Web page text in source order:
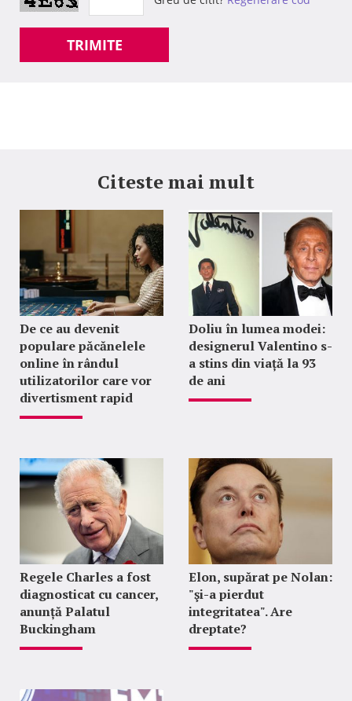
TRIMITE
Citeste mai mult
De ce au devenit
populare păcănelele
online în rândul
utilizatorilor care vor
divertisment rapid
Doliu în lumea modei:
designerul Valentino s-
a stins din viață la 93
de ani
Regele Charles a fost
diagnosticat cu cancer,
anunță Palatul
Buckingham
Elon, supărat pe Nolan:
"şi-a pierdut
integritatea". Are
dreptate?